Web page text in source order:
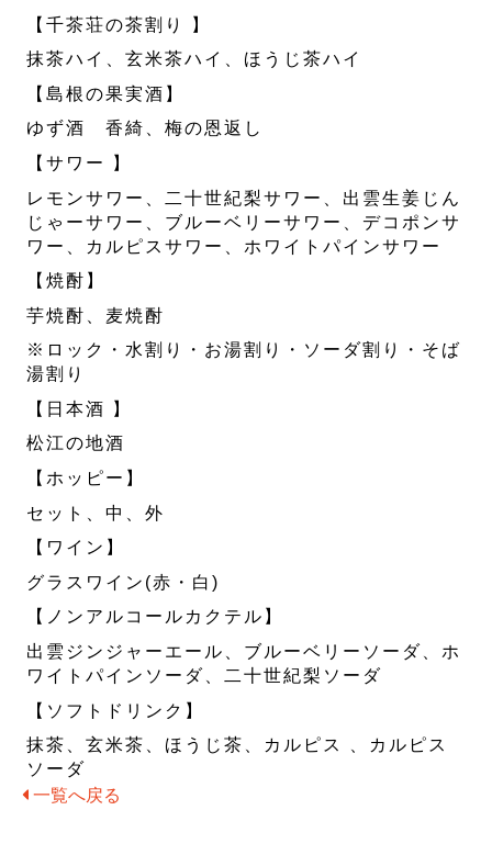
【千茶荘の茶割り 】
抹茶ハイ、玄米茶ハイ、ほうじ茶ハイ
【島根の果実酒】
ゆず酒 香綺、梅の恩返し
【サワー 】
レモンサワー、二十世紀梨サワー、出雲生姜じん
じゃーサワー、ブルーベリーサワー、デコポンサ
ワー、カルピスサワー、ホワイトパインサワー
【焼酎】
芋焼酎、麦焼酎
※ロック・水割り・お湯割り・ソーダ割り・そば
湯割り
【日本酒 】
松江の地酒
【ホッピー】
セット、中、外
【ワイン】
グラスワイン(赤・白)
【ノンアルコールカクテル】
出雲ジンジャーエール、ブルーベリーソーダ、ホ
ワイトパインソーダ、二十世紀梨ソーダ
【ソフトドリンク】
抹茶、玄米茶、ほうじ茶、カルピス 、カルピス
ソーダ
一覧へ戻る